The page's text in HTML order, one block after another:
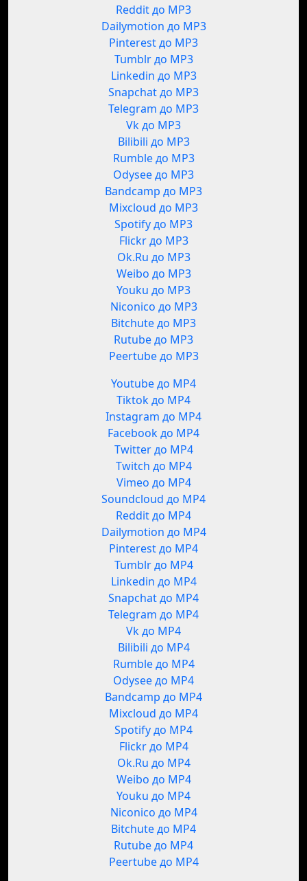
Reddit до MP3
Dailymotion до MP3
Pinterest до MP3
Tumblr до MP3
Linkedin до MP3
Snapchat до MP3
Telegram до MP3
Vk до MP3
Bilibili до MP3
Rumble до MP3
Odysee до MP3
Bandcamp до MP3
Mixcloud до MP3
Spotify до MP3
Flickr до MP3
Ok.Ru до MP3
Weibo до MP3
Youku до MP3
Niconico до MP3
Bitchute до MP3
Rutube до MP3
Peertube до MP3
Youtube до MP4
Tiktok до MP4
Instagram до MP4
Facebook до MP4
Twitter до MP4
Twitch до MP4
Vimeo до MP4
Soundcloud до MP4
Reddit до MP4
Dailymotion до MP4
Pinterest до MP4
Tumblr до MP4
Linkedin до MP4
Snapchat до MP4
Telegram до MP4
Vk до MP4
Bilibili до MP4
Rumble до MP4
Odysee до MP4
Bandcamp до MP4
Mixcloud до MP4
Spotify до MP4
Flickr до MP4
Ok.Ru до MP4
Weibo до MP4
Youku до MP4
Niconico до MP4
Bitchute до MP4
Rutube до MP4
Peertube до MP4